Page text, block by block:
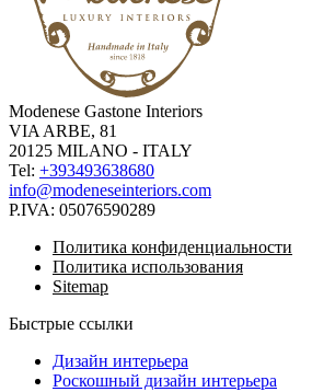
Modenese Gastone Interiors
VIA ARBE, 81
20125 MILANO - ITALY
Tel: +393493638680
info@modeneseinteriors.com
P.IVA: 05076590289
Политика конфиденциальности
Политика использования
Sitemap
Быстрые ссылки
Дизайн интерьера
Роскошный дизайн интерьера